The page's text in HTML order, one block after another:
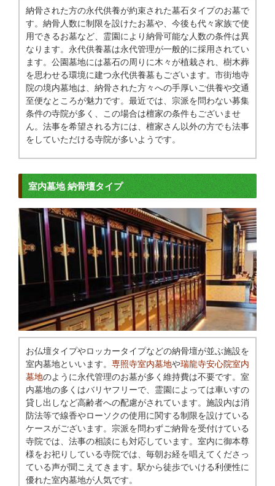
納骨された方の永代供養が約束された墓石タイプのお墓で
す。納骨人数に制限を設けたお墓や、今後も代々家族で使
用できるお墓など、霊園により納骨可能な人数の条件は異
なります。永代供養墓は永代管理が一般的に採用されてい
ます。公園墓地には墓石の周りに木々が植栽され、樹木葬
を思わせる環境に建つ永代供養墓もございます。市街地寺
院の境内墓地は、納骨された方々への手厚いご供養や交通
至便なところが魅力です。最近では、宗派を問わない募集
条件の寺院が多く、この場合は檀家の条件もございませ
ん。法事を希望される方には、檀家さん以外の方でも法事
をしていただける寺院が多いようです。
室内墓地 納骨壇タイプ
お仏壇タイプやロッカータイプなどの納骨壇が並ぶ施設を
室内墓地といいます。 専照寺室内墓地や瑞龍寺安心院室内
墓地のように永代管理のお墓が多く維持費は不要です。室
内墓地の多くはバリヤフリーで、霊園によっては車いすの
貸し出しなど高齢者への配慮がされています。施設内は消
防法等で線香やローソクの使用に関する制限を設けている
ケースがございます。宗派を問わずご納骨を受付けている
寺院では、法事の相談にも対応しています。室内に御本尊
様をお祀りしている寺院では、毎朝お経を唱えてくださっ
ている声が聞こえてきます。駅から徒歩でいける利便性に
優れた室内墓地が人気です。